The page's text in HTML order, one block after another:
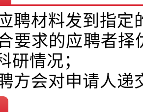
聘材料发到指定
要求的应聘者
研情况；
方会对申请人递